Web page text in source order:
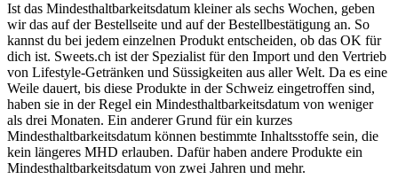
Ist das Mindesthaltbarkeitsdatum kleiner als sechs Wochen, geben
wir das auf der Bestellseite und auf der Bestellbestätigung an. So
kannst du bei jedem einzelnen Produkt entscheiden, ob das OK für
dich ist. Sweets.ch ist der Spezialist für den Import und den Vertrieb
von Lifestyle-Getränken und Süssigkeiten aus aller Welt. Da es eine
Weile dauert, bis diese Produkte in der Schweiz eingetroffen sind,
haben sie in der Regel ein Mindesthaltbarkeitsdatum von weniger
als drei Monaten. Ein anderer Grund für ein kurzes
Mindesthaltbarkeitsdatum können bestimmte Inhaltsstoffe sein, die
kein längeres MHD erlauben. Dafür haben andere Produkte ein
Mindesthaltbarkeitsdatum von zwei Jahren und mehr.